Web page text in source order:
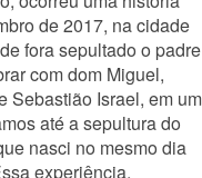
de 2017, na cidade
fora sepultado o padre
com dom Miguel,
Sebastião Israel, em um
até a sepultura do
nasci no mesmo dia
experiência,